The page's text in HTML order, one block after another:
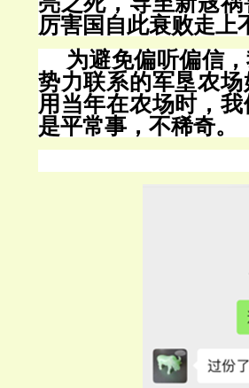
厉害国自此衰败走上
为避免偏听偏信
势力联系的军垦农
用当年在农场时，
是平常事，不稀奇。